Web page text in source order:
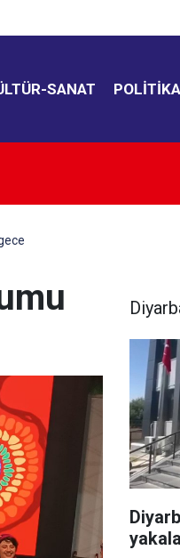
SANAT POLITIKA
“Dar ama önemli bir